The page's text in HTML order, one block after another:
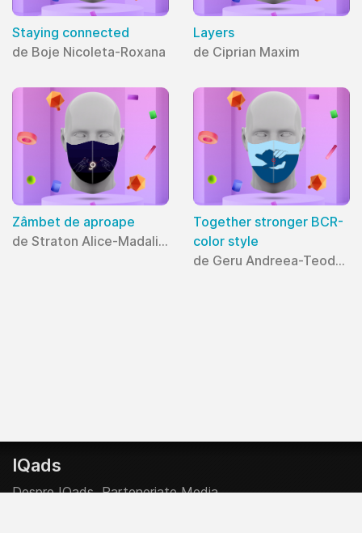
Staying connected
de Boje Nicoleta-Roxana
Layers
de Ciprian Maxim
Zâmbet de aproape
de Straton Alice-Madalina
Together stronger BCR-
color style
de Geru Andreea-Teodora
IQads
Despre IQads Parteneriate Media